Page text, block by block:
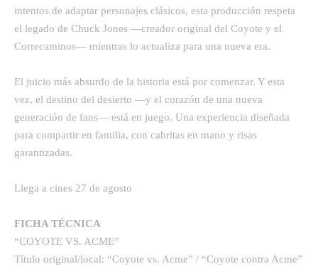
intentos de adaptar personajes clásicos, esta producción respeta
el legado de Chuck Jones —creador original del Coyote y el
Correcaminos— mientras lo actualiza para una nueva era.
El juicio más absurdo de la historia está por comenzar. Y esta
vez, el destino del desierto —y el corazón de una nueva
generación de fans— está en juego. Una experiencia diseñada
para compartir en familia, con cabritas en mano y risas
garantizadas.
Llega a cines 27 de agosto
FICHA TÉCNICA
“COYOTE VS. ACME”
Título original/local: “Coyote vs. Acme” / “Coyote contra Acme”